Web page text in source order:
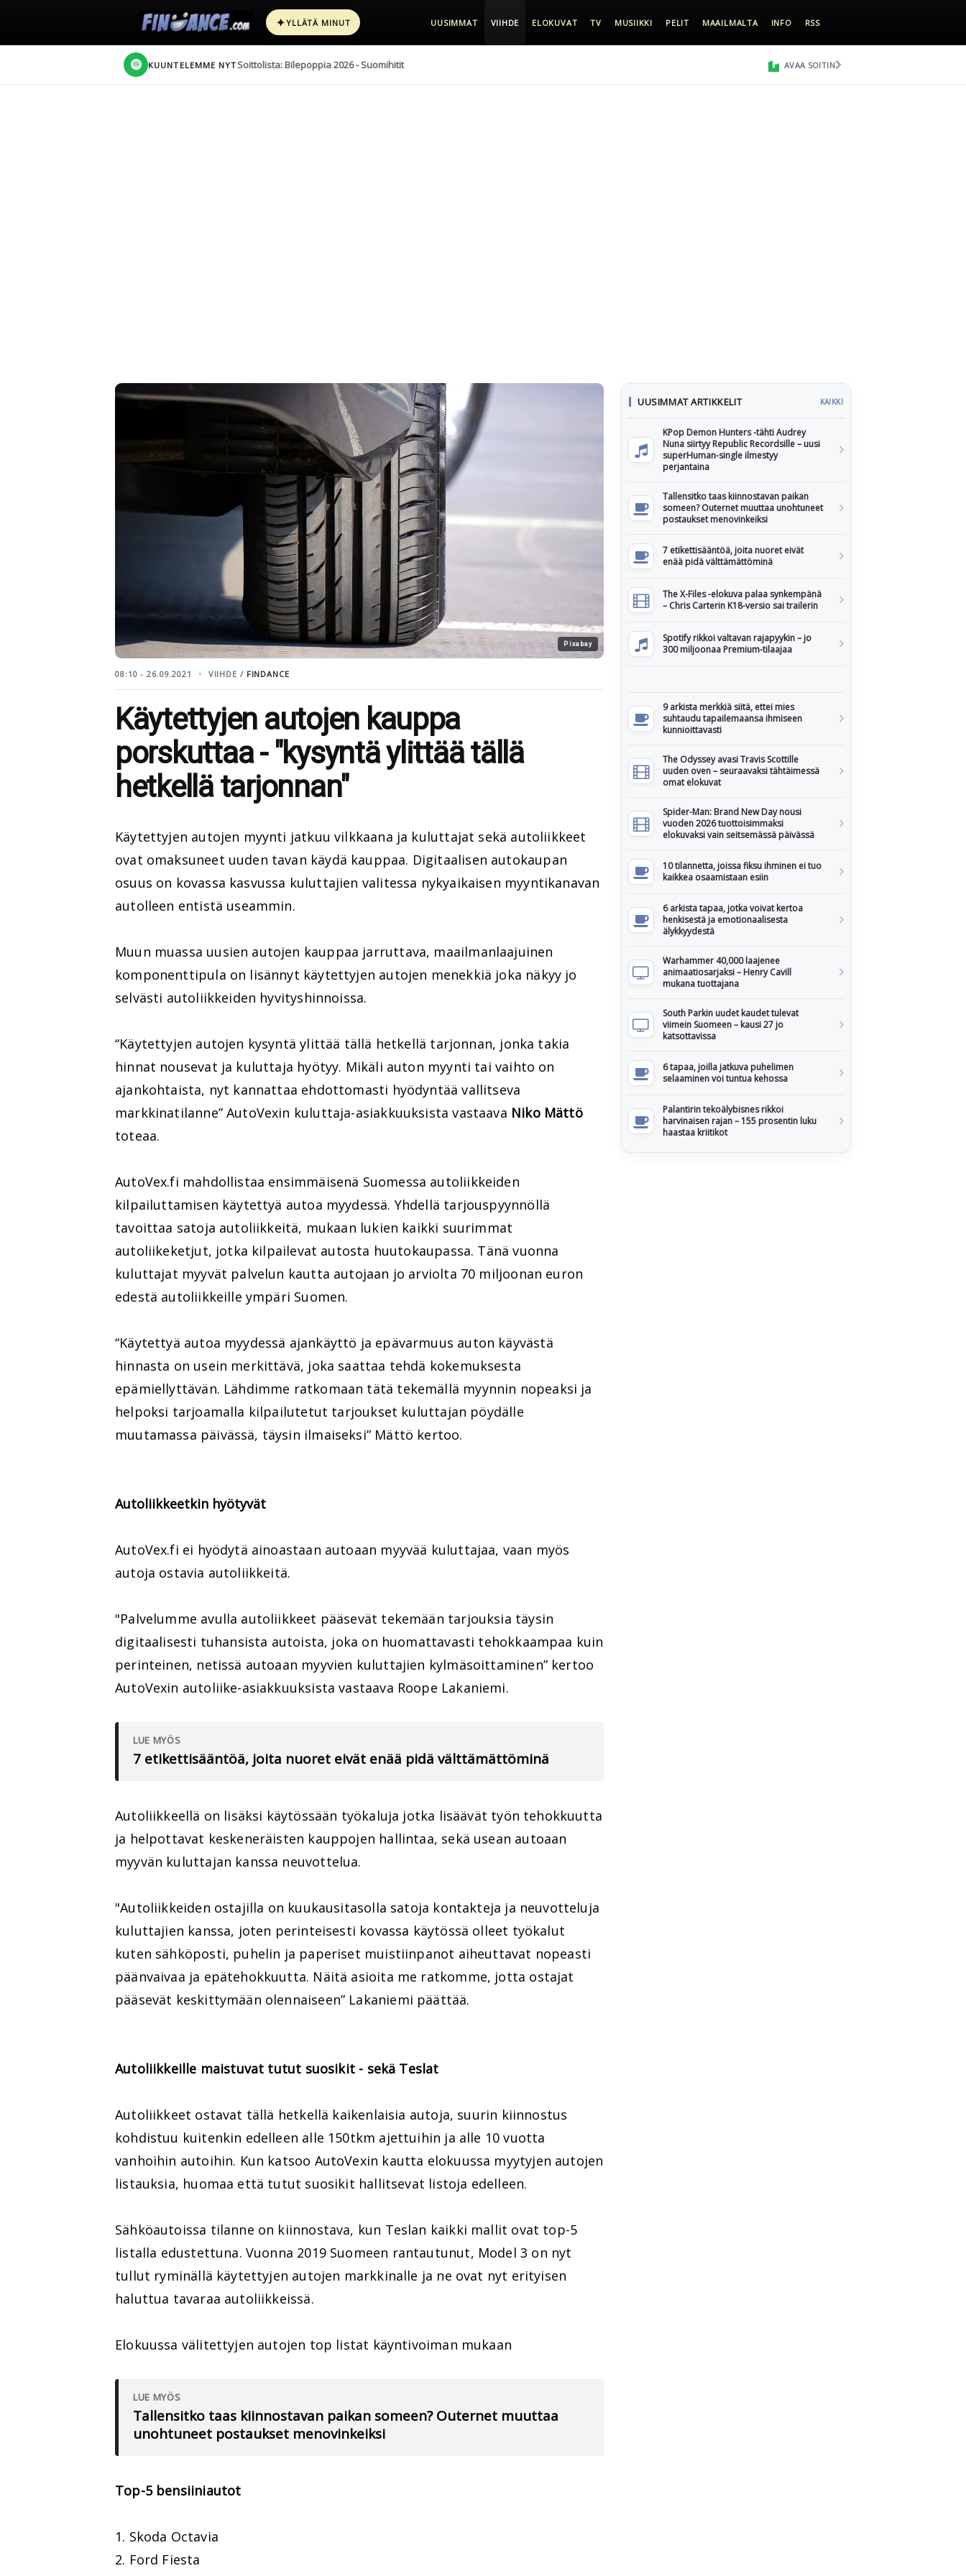
✦YLLÄTÄ MINUT UUSIMMAT VIIHDE ELOKUVAT TV MUSIIKKI PELIT MAAILMALTA INFO RSS
KUUNTELEMME NYT Soittolista: Bilepoppia 2026 - Suomihitit AVAA SOITIN
Pixabay
08:10 - 26.09.2021 VIIHDE / FINDANCE
Käytettyjen autojen kauppa
porskuttaa - "kysyntä ylittää tällä
hetkellä tarjonnan"
Käytettyjen autojen myynti jatkuu vilkkaana ja kuluttajat sekä autoliikkeet
ovat omaksuneet uuden tavan käydä kauppaa. Digitaalisen autokaupan
osuus on kovassa kasvussa kuluttajien valitessa nykyaikaisen myyntikanavan
autolleen entistä useammin.
Muun muassa uusien autojen kauppaa jarruttava, maailmanlaajuinen
komponenttipula on lisännyt käytettyjen autojen menekkiä joka näkyy jo
selvästi autoliikkeiden hyvityshinnoissa.
“Käytettyjen autojen kysyntä ylittää tällä hetkellä tarjonnan, jonka takia
hinnat nousevat ja kuluttaja hyötyy. Mikäli auton myynti tai vaihto on
ajankohtaista, nyt kannattaa ehdottomasti hyödyntää vallitseva
markkinatilanne” AutoVexin kuluttaja-asiakkuuksista vastaava Niko Mättö
toteaa.
AutoVex.fi mahdollistaa ensimmäisenä Suomessa autoliikkeiden
kilpailuttamisen käytettyä autoa myydessä. Yhdellä tarjouspyynnöllä
tavoittaa satoja autoliikkeitä, mukaan lukien kaikki suurimmat
autoliikeketjut, jotka kilpailevat autosta huutokaupassa. Tänä vuonna
kuluttajat myyvät palvelun kautta autojaan jo arviolta 70 miljoonan euron
edestä autoliikkeille ympäri Suomen.
“Käytettyä autoa myydessä ajankäyttö ja epävarmuus auton käyvästä
hinnasta on usein merkittävä, joka saattaa tehdä kokemuksesta
epämiellyttävän. Lähdimme ratkomaan tätä tekemällä myynnin nopeaksi ja
helpoksi tarjoamalla kilpailutetut tarjoukset kuluttajan pöydälle
muutamassa päivässä, täysin ilmaiseksi” Mättö kertoo.
Autoliikkeetkin hyötyvät
AutoVex.fi ei hyödytä ainoastaan autoaan myyvää kuluttajaa, vaan myös
autoja ostavia autoliikkeitä.
"Palvelumme avulla autoliikkeet pääsevät tekemään tarjouksia täysin
digitaalisesti tuhansista autoista, joka on huomattavasti tehokkaampaa kuin
perinteinen, netissä autoaan myyvien kuluttajien kylmäsoittaminen” kertoo
AutoVexin autoliike-asiakkuuksista vastaava Roope Lakaniemi.
LUE MYÖS
7 etikettisääntöä, joita nuoret eivät enää pidä välttämättöminä
Autoliikkeellä on lisäksi käytössään työkaluja jotka lisäävät työn tehokkuutta
ja helpottavat keskeneräisten kauppojen hallintaa, sekä usean autoaan
myyvän kuluttajan kanssa neuvottelua.
"Autoliikkeiden ostajilla on kuukausitasolla satoja kontakteja ja neuvotteluja
kuluttajien kanssa, joten perinteisesti kovassa käytössä olleet työkalut
kuten sähköposti, puhelin ja paperiset muistiinpanot aiheuttavat nopeasti
päänvaivaa ja epätehokkuutta. Näitä asioita me ratkomme, jotta ostajat
pääsevät keskittymään olennaiseen” Lakaniemi päättää.
Autoliikkeille maistuvat tutut suosikit - sekä Teslat
Autoliikkeet ostavat tällä hetkellä kaikenlaisia autoja, suurin kiinnostus
kohdistuu kuitenkin edelleen alle 150tkm ajettuihin ja alle 10 vuotta
vanhoihin autoihin. Kun katsoo AutoVexin kautta elokuussa myytyjen autojen
listauksia, huomaa että tutut suosikit hallitsevat listoja edelleen.
Sähköautoissa tilanne on kiinnostava, kun Teslan kaikki mallit ovat top-5
listalla edustettuna. Vuonna 2019 Suomeen rantautunut, Model 3 on nyt
tullut ryminällä käytettyjen autojen markkinalle ja ne ovat nyt erityisen
haluttua tavaraa autoliikkeissä.
Elokuussa välitettyjen autojen top listat käyntivoiman mukaan
LUE MYÖS
Tallensitko taas kiinnostavan paikan someen? Outernet muuttaa
unohtuneet postaukset menovinkeiksi
Top-5 bensiiniautot
1. Skoda Octavia
2. Ford Fiesta
UUSIMMAT ARTIKKELIT KAIKKI
KPop Demon Hunters -tähti Audrey
Nuna siirtyy Republic Recordsille – uusi
superHuman-single ilmestyy
perjantaina
Tallensitko taas kiinnostavan paikan
someen? Outernet muuttaa unohtuneet
postaukset menovinkeiksi
7 etikettisääntöä, joita nuoret eivät
enää pidä välttämättöminä
The X-Files -elokuva palaa synkempänä
– Chris Carterin K18-versio sai trailerin
Spotify rikkoi valtavan rajapyykin – jo
300 miljoonaa Premium-tilaajaa
9 arkista merkkiä siitä, ettei mies
suhtaudu tapailemaansa ihmiseen
kunnioittavasti
The Odyssey avasi Travis Scottille
uuden oven – seuraavaksi tähtäimessä
omat elokuvat
Spider-Man: Brand New Day nousi
vuoden 2026 tuottoisimmaksi
elokuvaksi vain seitsemässä päivässä
10 tilannetta, joissa fiksu ihminen ei tuo
kaikkea osaamistaan esiin
6 arkista tapaa, jotka voivat kertoa
henkisestä ja emotionaalisesta
älykkyydestä
Warhammer 40,000 laajenee
animaatiosarjaksi – Henry Cavill
mukana tuottajana
South Parkin uudet kaudet tulevat
viimein Suomeen – kausi 27 jo
katsottavissa
6 tapaa, joilla jatkuva puhelimen
selaaminen voi tuntua kehossa
Palantirin tekoälybisnes rikkoi
harvinaisen rajan – 155 prosentin luku
haastaa kriitikot